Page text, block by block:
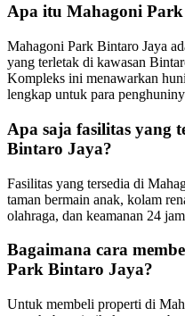
Apa itu Mahagoni
Mahagoni Park Bintaro Jaya
yang terletak di kawasan
Kompleks ini menawarkan
lengkap untuk para
Apa saja fasilitas yang
Bintaro Jaya?
Fasilitas yang tersedia di
taman bermain anak, kolam
olahraga, dan keamanan 24
Bagaimana cara
Park Bintaro Jaya?
Untuk membeli properti di